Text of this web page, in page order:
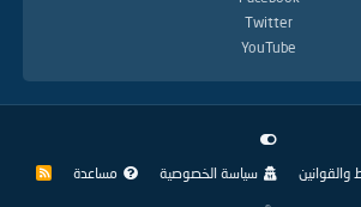
Twitter
YouTube
والقوانين سياسة الخصوصية مساعدة
R